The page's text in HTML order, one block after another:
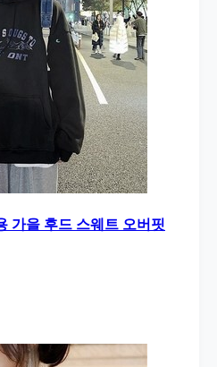
가을 후드 스웨트 오버핏